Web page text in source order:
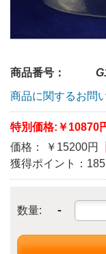
商品番号：
商品に関するお問
特別価格: ￥10870
価格： ￥15200円
獲得ポイント：185
数量: -